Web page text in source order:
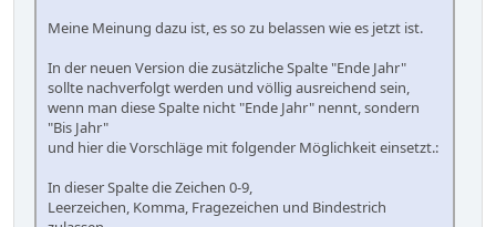
Meine Meinung dazu ist, es so zu belassen wie es jetzt ist.
In der neuen Version die zusätzliche Spalte "Ende Jahr"
sollte nachverfolgt werden und völlig ausreichend sein,
wenn man diese Spalte nicht "Ende Jahr" nennt, sondern
"Bis Jahr"
und hier die Vorschläge mit folgender Möglichkeit einsetzt.:
In dieser Spalte die Zeichen 0-9,
Leerzeichen, Komma, Fragezeichen und Bindestrich